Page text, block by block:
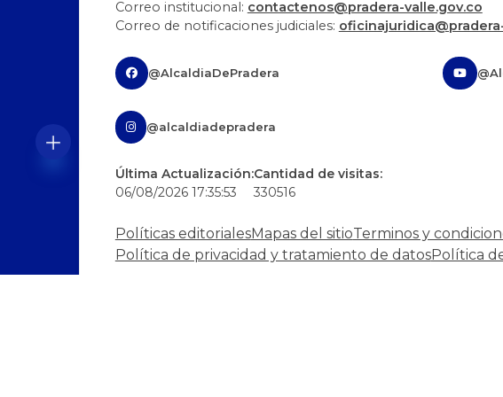
Correo institucional: contactenos@pradera-valle.gov.co
Correo de notificaciones judiciales:
@AlcaldiaDePradera
@alcaldiadepradera
Última Actualización:
06/08/2026 17:35:53
Cantidad de visitas:
330516
Políticas editorialesMapas del sitioTerminos y
Política de privacidad y tratamiento de datosPolítica